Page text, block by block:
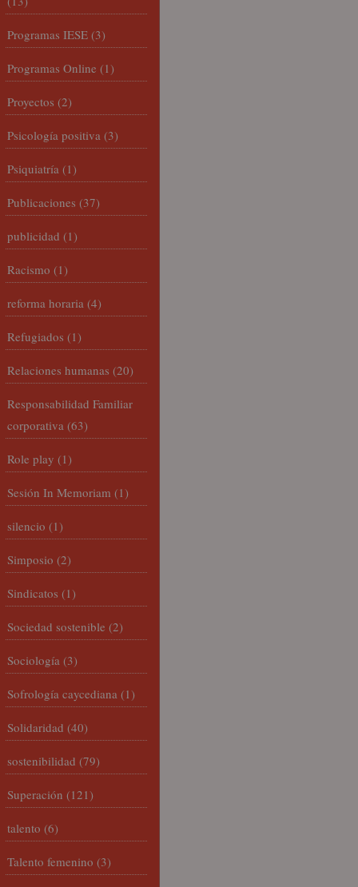
Programas IESE (3)
Programas Online (1)
Proyectos (2)
Psicología positiva (3)
Psiquiatría (1)
Publicaciones (37)
publicidad (1)
Racismo (1)
reforma horaria (4)
Refugiados (1)
Relaciones humanas (20)
Responsabilidad Familiar
corporativa (63)
Role play (1)
Sesión In Memoriam (1)
silencio (1)
Simposio (2)
Sindicatos (1)
Sociedad sostenible (2)
Sociología (3)
Sofrología caycediana (1)
Solidaridad (40)
sostenibilidad (79)
Superación (121)
talento (6)
Talento femenino (3)